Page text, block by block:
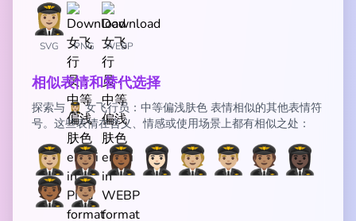
SVG PNG WEBP
相似表情和替代选择
探索与 👩🏼‍✈️ 女飞行员：中等偏浅肤色 表情相似的其他表情符
号。这些表情在含义、情感或使用场景上都有相似之处：
👩🏼‍✈️👩🏽‍✈️👩🏾‍✈️ 👩🏻‍✈️ 🧑🏼‍✈️ 👨🏼‍✈️ 🧑🏽‍✈️ 👩🏿‍✈️
🧑🏾‍✈️👨🏽‍✈️